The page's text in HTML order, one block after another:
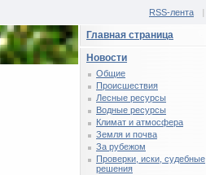
RSS-лента |
Главная страница
Новости
Общие
Происшествия
Лесные ресурсы
Водные ресурсы
Климат и атмосфера
Земля и почва
За рубежом
Проверки, иски, судебные
решения